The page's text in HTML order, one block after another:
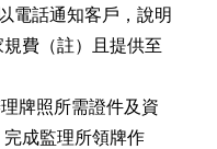
電話通知客戶，說明
費（註）且提供至
牌照所需證件及資
成監理所領牌作